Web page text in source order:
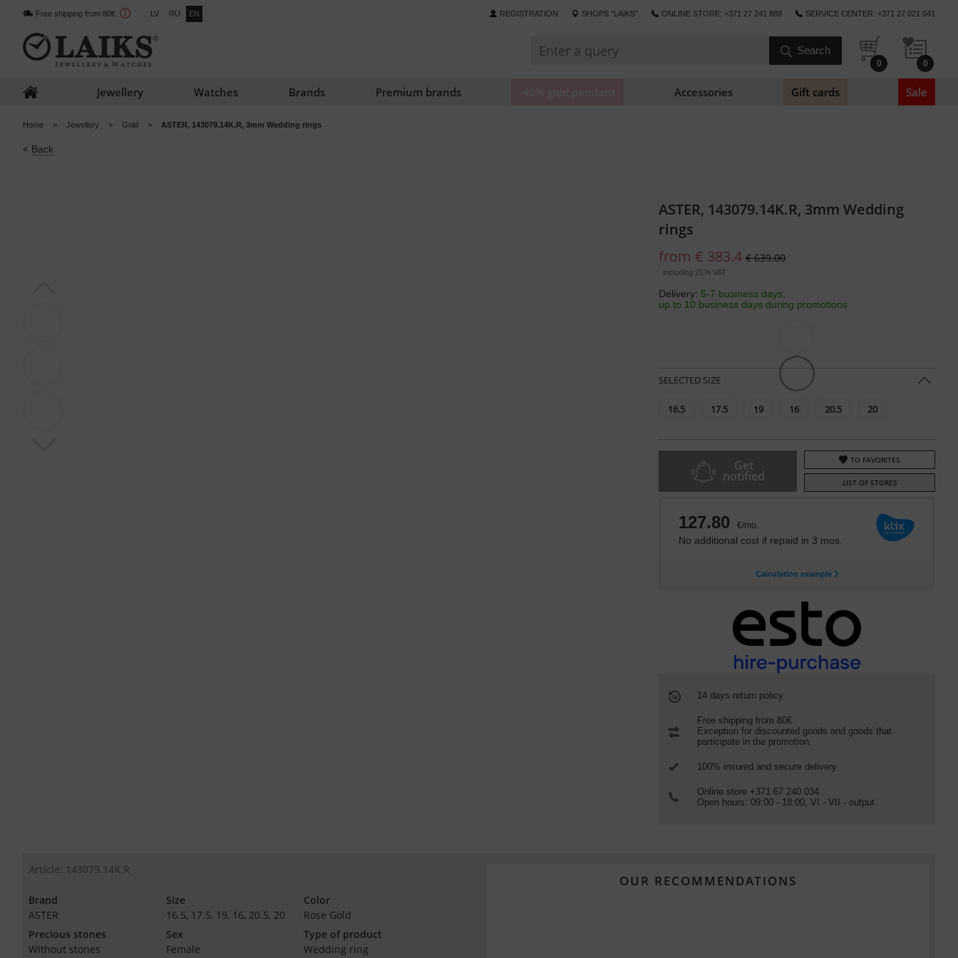
Free shipping from 80€ LV RU EN REGISTRATION SHOPS "LAIKS" ONLINE STORE: +371 27 241 888 SERVICE CENTER: +371 27 021 041
0 0
Jewellery Watches Brands Premium brands Accessories Gift cards Sale
Home Jewellery Gold ASTER, 143079.14K.R, 3mm Wedding rings
« Back
ASTER, 143079.14K.R, 3mm Wedding
rings
from € 383.4 € 639.00
including 21% VAT
Delivery: 5-7 business days,
up to 10 business days during promotions
SELECTED SIZE
16.5 17.5 19 16 20.5 20
Get
notified
TO FAVORITES
LIST OF STORES
14 days return policy
Free shipping from 80€
Exception for discounted goods and goods that
participate in the promotion.
100% insured and secure delivery
Online store +371 67 240 034
Open hours: 09:00 - 18:00, VI - VII - output
Article: 143079.14K.R
Brand
ASTER
Size
16.5, 17.5, 19, 16, 20.5, 20
Color
Rose Gold
Precious stones
Without stones
Sex
Female
Type of product
Wedding ring
OUR RECOMMENDATIONS